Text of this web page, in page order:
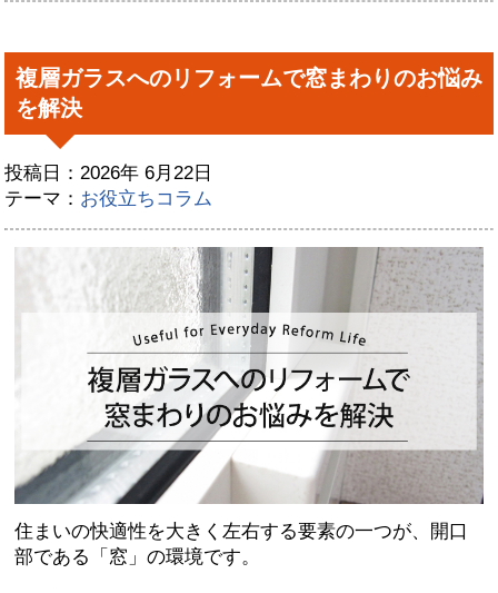
複層ガラスへのリフォームで窓まわりのお悩み
を解決
投稿日：2026年 6月22日
テーマ： お役立ちコラム
住まいの快適性を大きく左右する要素の一つが、開口
部である「窓」の環境です。